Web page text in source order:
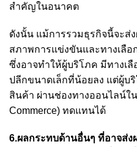
สำคัญในอนาคต
ดังนั้น แม้การรวมธุรกิจนี้จะส่
สภาพการแข่งขันและทางเลื
ซึ่งอาจทำให้ผู้บริโภค มีทางเ
ปลีกขนาดเล็กที่น้อยลง แต่ผู้บ
สินค้า ผ่านช่องทางออนไลน์ใ
Commerce) ทดแทนได้
6.ผลกระทบด้านอื่นๆ ที่อาจส่